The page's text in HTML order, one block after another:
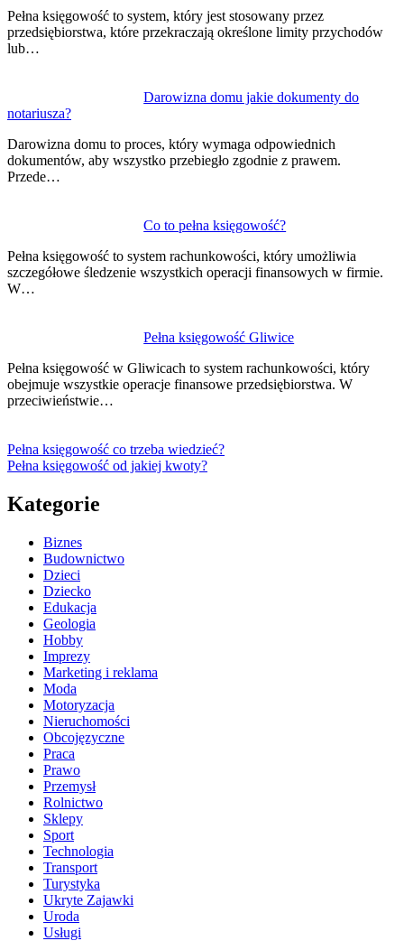
Pełna księgowość to system, który jest stosowany przez
przedsiębiorstwa, które przekraczają określone limity przychodów
lub…
Darowizna domu jakie dokumenty do
notariusza?
Darowizna domu to proces, który wymaga odpowiednich
dokumentów, aby wszystko przebiegło zgodnie z prawem.
Przede…
Co to pełna księgowość?
Pełna księgowość to system rachunkowości, który umożliwia
szczegółowe śledzenie wszystkich operacji finansowych w firmie.
W…
Pełna księgowość Gliwice
Pełna księgowość w Gliwicach to system rachunkowości, który
obejmuje wszystkie operacje finansowe przedsiębiorstwa. W
przeciwieństwie…
Pełna księgowość co trzeba wiedzieć?
Pełna księgowość od jakiej kwoty?
Kategorie
Biznes
Budownictwo
Dzieci
Dziecko
Edukacja
Geologia
Hobby
Imprezy
Marketing i reklama
Moda
Motoryzacja
Nieruchomości
Obcojęzyczne
Praca
Prawo
Przemysł
Rolnictwo
Sklepy
Sport
Technologia
Transport
Turystyka
Ukryte Zajawki
Uroda
Usługi